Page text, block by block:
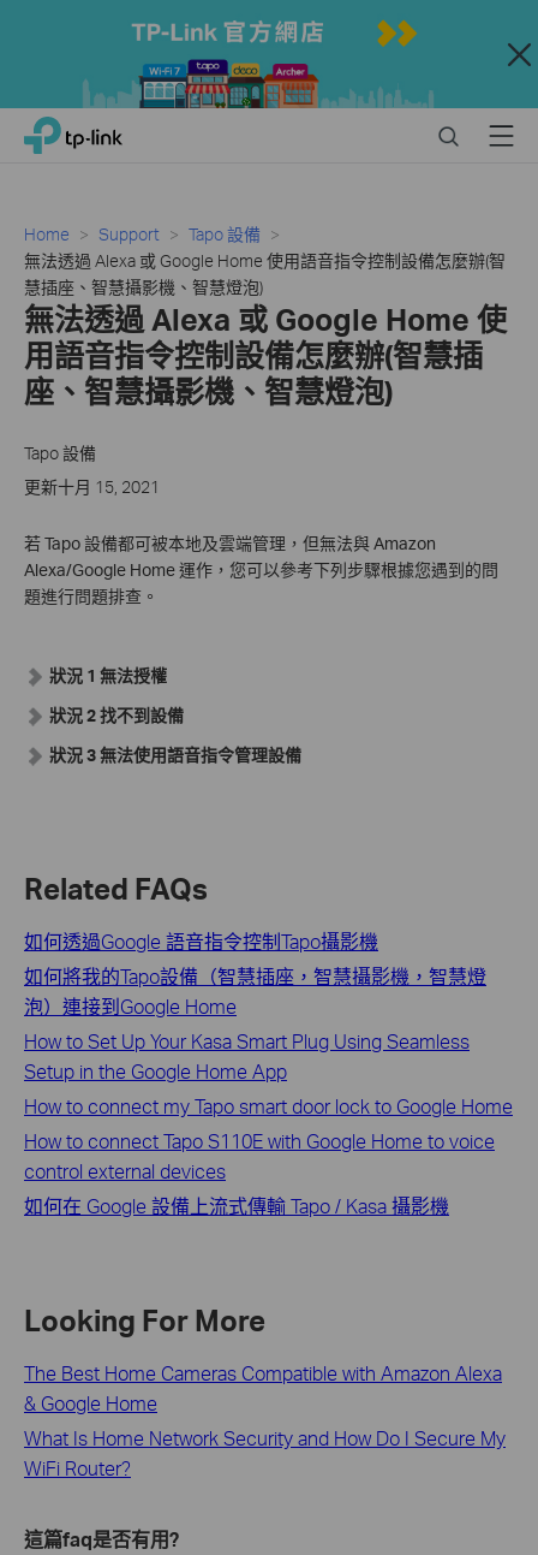
Close
Click
navigation
TP-Link, Reliably Smart SearchMenu
Home Support
Tapo 設備
無法透過 Alexa 或 Google Home 使用語音指令控制設備怎麼辦(智
慧插座、智慧攝影機、智慧燈泡)
無法透過 Alexa 或 Google Home 使
用語音指令控制設備怎麼辦(智慧插
座、智慧攝影機、智慧燈泡)
Tapo 設備
更新十月 15, 2021
若 Tapo 設備都可被本地及雲端管理，但無法與 Amazon
Alexa/Google Home 運作，您可以參考下列步驟根據您遇到的問
題進行問題排查。
狀況 1 無法授權
狀況 2 找不到設備
狀況 3 無法使用語音指令管理設備
Related FAQs
如何透過Google 語音指令控制Tapo攝影機
如何將我的Tapo設備（智慧插座，智慧攝影機，智慧燈
泡）連接到Google Home
How to Set Up Your Kasa Smart Plug Using Seamless
Setup in the Google Home App
How to connect my Tapo smart door lock to Google Home
How to connect Tapo S110E with Google Home to voice
control external devices
如何在 Google 設備上流式傳輸 Tapo / Kasa 攝影機
Looking For More
The Best Home Cameras Compatible with Amazon Alexa
& Google Home
What Is Home Network Security and How Do I Secure My
WiFi Router?
這篇faq是否有用?